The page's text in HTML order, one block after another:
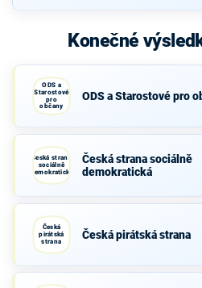
Konečné
ODS a
Starostové
pro
občany
ODS a Starostové pro
Česká strana
sociálně
demokratická
Česká strana sociálně
demokratická
Česká
pirátská
strana
Česká pirátská strana